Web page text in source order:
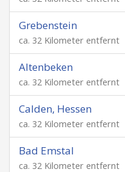
Grebenstein
ca. 32 Kilometer entfernt
Altenbeken
ca. 32 Kilometer entfernt
Calden, Hessen
ca. 32 Kilometer entfernt
Bad Emstal
ca. 32 Kilometer entfernt